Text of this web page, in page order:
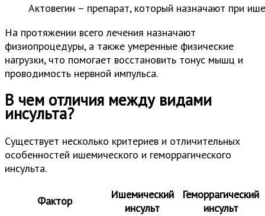
Актовегин – препарат, который назначают при
На протяжении всего лечения назначают
физиопроцедуры, а также умеренные физические
нагрузки, что помогает восстановить тонус мышц и
проводимость нервной импульса.
В чем отличия между видами
инсульта?
Существует несколько критериев и отличительных
особенностей ишемического и геморрагического
инсульта.
Фактор
Ишемический
инсульт
Геморрагический
инсульт